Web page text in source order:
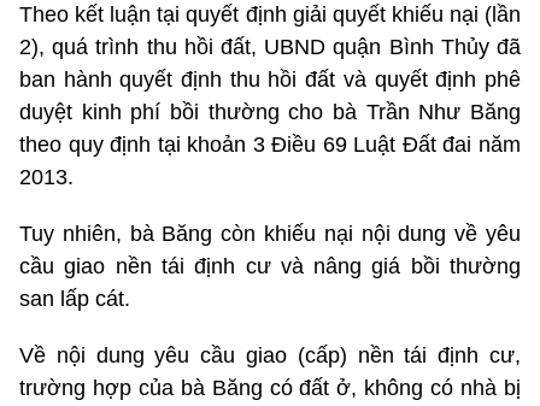
Theo kết luận tại quyết định giải quyết khiếu nại (lần
2), quá trình thu hồi đất, UBND quận Bình Thủy đã
ban hành quyết định thu hồi đất và quyết định phê
duyệt kinh phí bồi thường cho bà Trần Như Băng
theo quy định tại khoản 3 Điều 69 Luật Đất đai năm
2013.
Tuy nhiên, bà Băng còn khiếu nại nội dung về yêu
cầu giao nền tái định cư và nâng giá bồi thường
san lấp cát.
Về nội dung yêu cầu giao (cấp) nền tái định cư,
trường hợp của bà Băng có đất ở, không có nhà bị